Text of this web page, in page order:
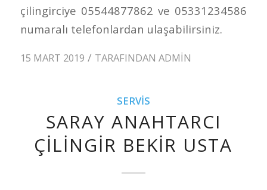
çilingirciye 05544877862 ve 05331234586
numaralı telefonlardan ulaşabilirsiniz.
15 MART 2019 / TARAFINDAN ADMIN
SERVIS
SARAY ANAHTARCI
ÇILINGIR BEKIR USTA